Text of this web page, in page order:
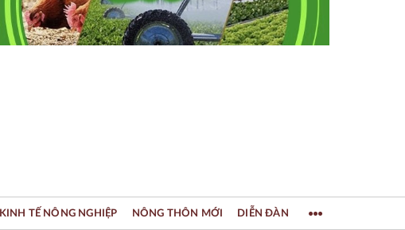
KINH TẾ NÔNG NGHIỆP NÔNG THÔN MỚI DIỄN ĐÀN